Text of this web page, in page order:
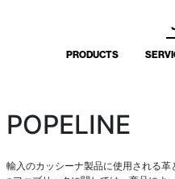
PRODUCTS
POPELINE
輸入のカッシーナ製品に使用される